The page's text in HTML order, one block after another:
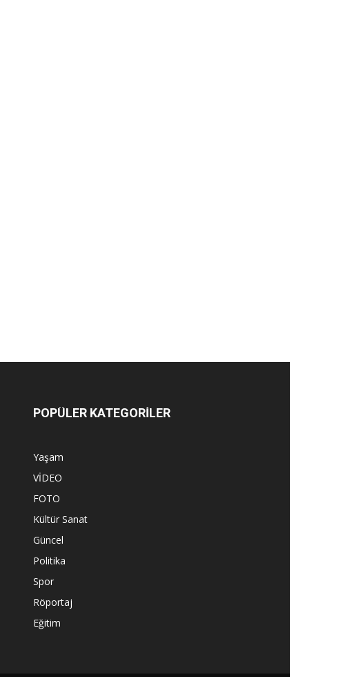
POPÜLER KATEGORİLER
Yaşam
VİDEO
FOTO
Kültür Sanat
Güncel
Politika
Spor
Röportaj
Eğitim